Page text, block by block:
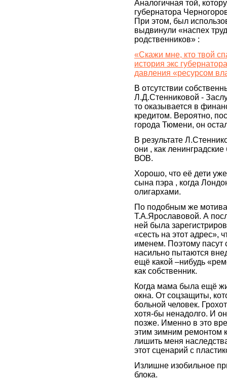
Аналогичная той,
губернатора
При этом, был
выдвинули «наспех
родственников» :
«Скажи мне, кто твой
история экс
давления «ресурсом
В отсутствии
Л.Д.Стенниковой -
то оказывается в
кредитом. Вероятно,
города Тюмени, он
В результате
они , как
ВОВ.
Хорошо, что её дети
сына пэра , когда
олигархами.
По подобным же
Т.А.Ярославовой. А
ней была
«сесть на этот адрес»,
именем. Поэтому пасут
насильно пытаются
ещё какой –нибудь
как собственник.
Когда мама была ещё
окна. От соцзащиты,
больной человек.
хотя-бы ненадолго. И
позже. Именно в это
этим зимним ремонтом
лишить меня
этот сценарий с
Излишне изобильное
блока.